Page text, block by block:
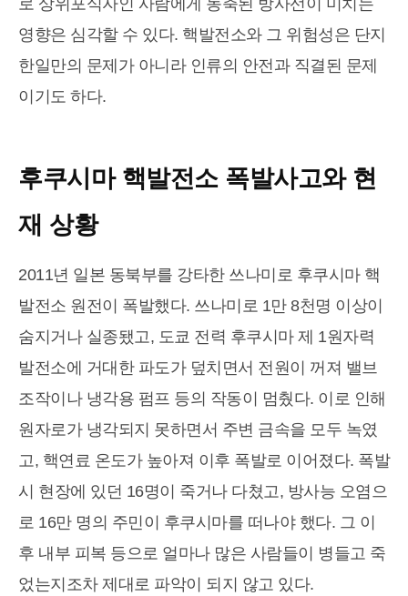
로 상위포식자인 사람에게 농축된 방사선이 미치는
영향은 심각할 수 있다. 핵발전소와 그 위험성은 단지
한일만의 문제가 아니라 인류의 안전과 직결된 문제
이기도 하다.
후쿠시마 핵발전소 폭발사고와 현
재 상황
2011년 일본 동북부를 강타한 쓰나미로 후쿠시마 핵
발전소 원전이 폭발했다. 쓰나미로 1만 8천명 이상이
숨지거나 실종됐고, 도쿄 전력 후쿠시마 제 1원자력
발전소에 거대한 파도가 덮치면서 전원이 꺼져 밸브
조작이나 냉각용 펌프 등의 작동이 멈췄다. 이로 인해
원자로가 냉각되지 못하면서 주변 금속을 모두 녹였
고, 핵연료 온도가 높아져 이후 폭발로 이어졌다. 폭발
시 현장에 있던 16명이 죽거나 다쳤고, 방사능 오염으
로 16만 명의 주민이 후쿠시마를 떠나야 했다. 그 이
후 내부 피복 등으로 얼마나 많은 사람들이 병들고 죽
었는지조차 제대로 파악이 되지 않고 있다.